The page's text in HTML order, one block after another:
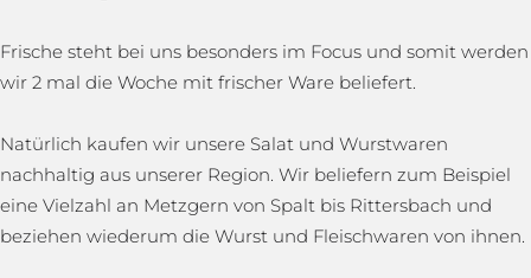
Frische steht bei uns besonders im Focus und somit werden
wir 2 mal die Woche mit frischer Ware beliefert.
Natürlich kaufen wir unsere Salat und Wurstwaren
nachhaltig aus unserer Region. Wir beliefern zum Beispiel
eine Vielzahl an Metzgern von Spalt bis Rittersbach und
beziehen wiederum die Wurst und Fleischwaren von ihnen.